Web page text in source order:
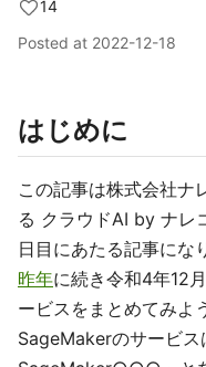
14
Posted at 2022-12-18
はじめに
この記事は株式会社ナ
る クラウドAI by ナ
日目にあたる記事にな
昨年に続き令和4年12
ービスをまとめてみよ
SageMakerのサービ